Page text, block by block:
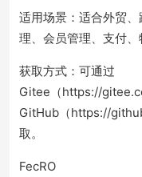
适用场景：适合外贸
理、会员管理、支付、
获取方式：可通过
Gitee（https://
GitHub（https://
取。
FecRO